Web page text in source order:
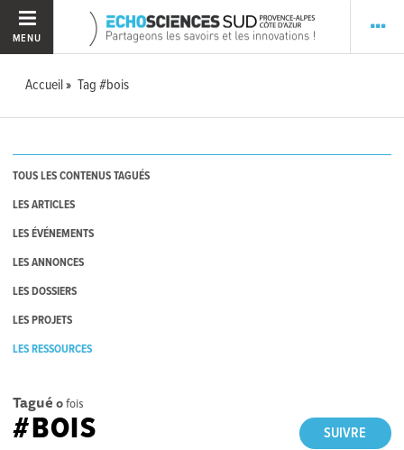
MENU
Accueil Tag #bois
TOUS LES CONTENUS TAGUÉS
LES ARTICLES
LES ÉVÉNEMENTS
LES ANNONCES
LES DOSSIERS
LES PROJETS
LES RESSOURCES
Tagué 0fois
SUIVRE
#BOIS